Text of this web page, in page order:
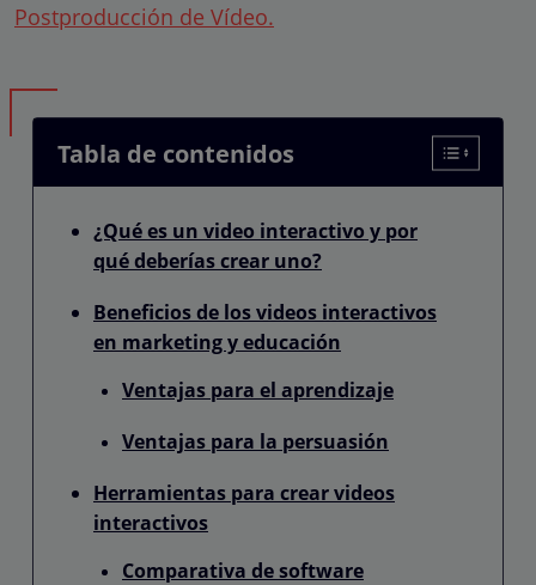
Postproducción de Vídeo.
Tabla de contenidos
¿Qué es un video interactivo y por
qué deberías crear uno?
Beneficios de los videos interactivos
en marketing y educación
Ventajas para el aprendizaje
Ventajas para la persuasión
Herramientas para crear videos
interactivos
Comparativa de software